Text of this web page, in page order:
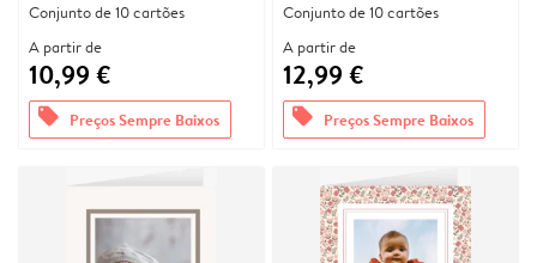
Conjunto de 10 cartões
A partir de
10,99 €
offers Preços Sempre Baixos
Conjunto de 10 cartões
A partir de
12,99 €
offers Preços Sempre Baixos